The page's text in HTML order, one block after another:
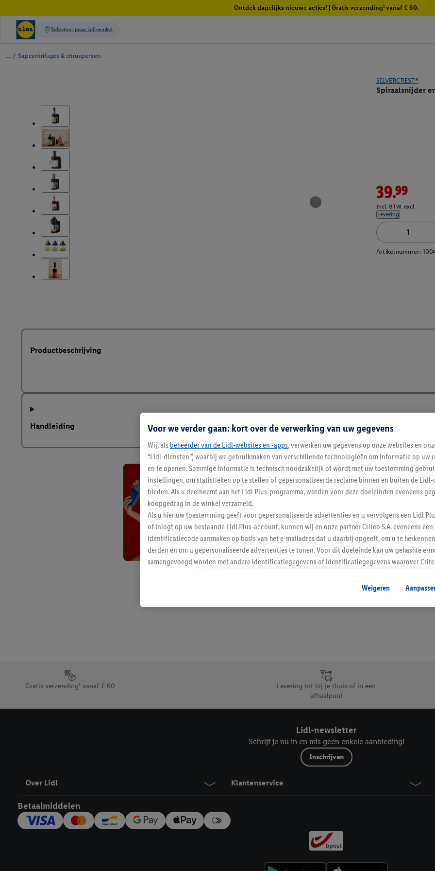
Ontdek dagelijks nieuwe acties! | Gratis verzending¹ vanaf € 60.
/ Sapcentrifuges & citruspersen
SILVERCREST®
Spiraalsnijder
39.99
Incl. BTW. excl.
Levering
Artikelnummer:
Productbeschrijving
Handleiding
Blijf op de
Inschrijven
Footerelement met de verschillende USPs van Lidl.be
Gratis verzending¹ vanaf € 60
Levering tot bij je thuis of in een
afhaalpunt
Lidl-newsletter
Schrijf je nu in en mis geen enkele aanbieding!
Inschrijven
Over Lidl Klantenservice
Betaalmiddelen
Voor we verder gaan: kort over de verwerking van uw gegevens
Wij, als beheerder van de Lidl-websites en -apps, verwerken uw gegevens op onze websites en
“Lidl-diensten”) waarbij we gebruikmaken van verschillende technologieën om informatie op uw
en te openen. Sommige informatie is technisch noodzakelijk of wordt met uw toestemming
instellingen, om statistieken op te stellen of gepersonaliseerde reclame binnen en buiten de Lidl-
bieden. Als u deelneemt aan het Lidl Plus-programma, worden voor deze doeleinden eveneens
koopgedrag in de winkel verzameld.
Als u hier uw toestemming geeft voor gepersonaliseerde advertenties en u vervolgens een Lidl
of inlogt op uw bestaande Lidl Plus-account, kunnen wij en onze partner Criteo S.A. eveneens
identificatiecode aanmaken op basis van het e-mailadres dat u daarbij opgeeft, om u te
derden en om u gepersonaliseerde advertenties te tonen. Voor dit doeleinde kan uw gehashte e-
samengevoegd worden met andere identificatiegegevens of identificatiegegevens waarover
Als u hiermee akkoord gaat, kunnen advertenties in het kader van retargeting, d.w.z. advertenties
u interesse hebt getoond (bijvoorbeeld door het product in de webshop aan uw winkelmandje toe
niet te kopen), ook op verschillende apparaten en verschillende Lidl-diensten worden
waaronder de bewaartermijn van de gegevens en uw recht om uw toestemming te allen tijde met
privacyverklaring .Je vindt het impressum hier.
Weigeren